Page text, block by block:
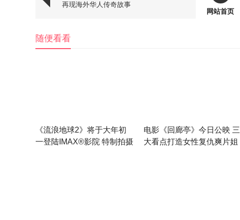
再现海外华人传奇故事
网站首页
随便看看
《流浪地球2》将于大年初
一登陆IMAX®影院 特制拍摄
电影《回廊亭》今日公映 三
大看点打造女性复仇爽片姐